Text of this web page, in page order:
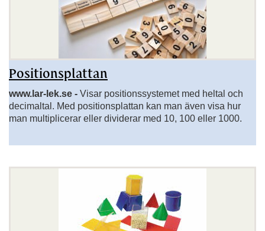
Positionsplattan
www.lar-lek.se - Visar positionssystemet med heltal och
decimaltal. Med positionsplattan kan man även visa hur
man multiplicerar eller dividerar med 10, 100 eller 1000.